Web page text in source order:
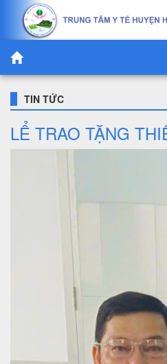
TIN TỨC
LỂ TRAO TẶNG